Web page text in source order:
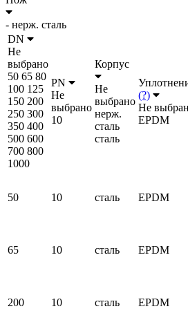
- нерж. сталь
DN
Не
выбрано
50 65 80
100 125
150 200
250 300
350 400
500 600
700 800
1000
PN
Не
выбрано
10
Корпус
Не
выбрано
нерж.
сталь
сталь
(?)
Не
EPDM
50 10 сталь EPDM
65 10 сталь EPDM
200 10 сталь EPDM